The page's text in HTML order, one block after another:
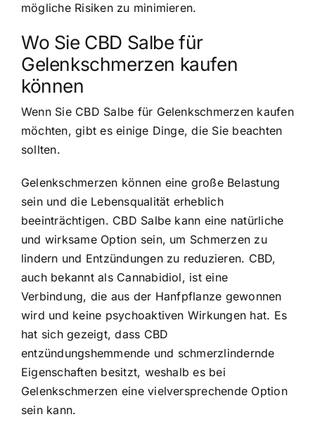
mögliche Risiken zu minimieren.
Wo Sie CBD Salbe für
Gelenkschmerzen kaufen
können
Wenn Sie CBD Salbe für Gelenkschmerzen kaufen
möchten, gibt es einige Dinge, die Sie beachten
sollten.
Gelenkschmerzen können eine große Belastung
sein und die Lebensqualität erheblich
beeinträchtigen. CBD Salbe kann eine natürliche
und wirksame Option sein, um Schmerzen zu
lindern und Entzündungen zu reduzieren. CBD,
auch bekannt als Cannabidiol, ist eine
Verbindung, die aus der Hanfpflanze gewonnen
wird und keine psychoaktiven Wirkungen hat. Es
hat sich gezeigt, dass CBD
entzündungshemmende und schmerzlindernde
Eigenschaften besitzt, weshalb es bei
Gelenkschmerzen eine vielversprechende Option
sein kann.